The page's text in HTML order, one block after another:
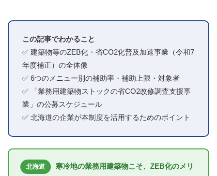
この記事でわかること
✅ 建築物等のZEB化・省CO2化普及加速事業（令和7
年度補正）の全体像
✅ 6つのメニュー別の補助率・補助上限・対象者
✅ 「業務用建築物ストックの省CO2改修調査支援事
業」の公募スケジュール
✅ 北海道の企業が本制度を活用するためのポイント
北海道
寒冷地の業務用建築物こそ、ZEB化のメリ